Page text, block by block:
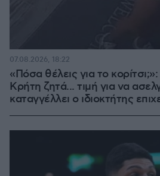
«Πόσα θέλεις για το
Κρήτη ζητά... τιμή για να
καταγγέλλει ο ιδιοκτήτης
07.08.2026, 18:22